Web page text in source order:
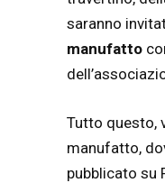
saranno
manufatto
Tutto questo,
manufatto,
pubblicato su